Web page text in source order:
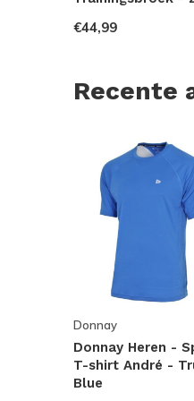
€44,99
Recente
Donnay
Donnay Heren -
T-shirt André -
Blue